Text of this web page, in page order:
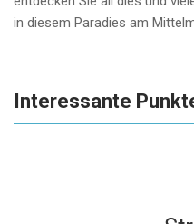
in diesem Paradies am
Interessante